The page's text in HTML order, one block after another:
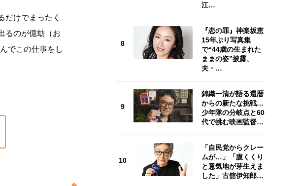
けでまったく
るのが億劫（お
でこの仕事をし
江…
8
『恋の罪』神楽坂恵
15年ぶり写真集
で“44歳の生まれた
ままの姿”披露、
夫・…
9
錦織一清が語る還暦
からの新たな挑戦…
少年隊の分岐点と60
代で挑む映画監督…
10
「自民党からクレー
ムが…」「腹くくり
と意気地が芽生えま
した」古舘伊知郎…